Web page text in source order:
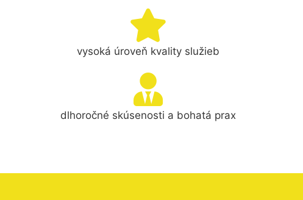
vysoká úroveň kvality služieb
dlhoročné skúsenosti a bohatá prax